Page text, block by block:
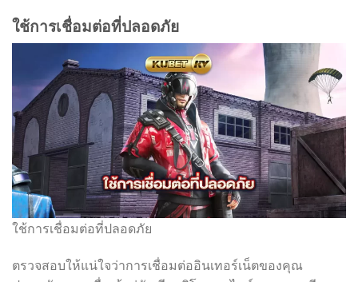
ใช้การเชื่อมต่อที่ปลอดภัย
ใช้การเชื่อมต่อที่ปลอดภัย
ตรวจสอบให้แน่ใจว่าการเชื่อมต่ออินเทอร์เน็ตของคุณ